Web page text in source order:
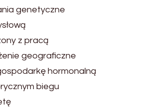
genetyczne
z pracą
geograficzne
hormonalną
biegu